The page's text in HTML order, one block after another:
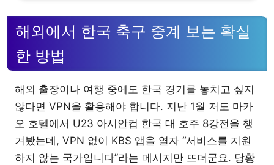
해외에서 한국 축구 중계 보는 확실
한 방법
해외 출장이나 여행 중에도 한국 경기를 놓치고 싶지
않다면 VPN을 활용해야 합니다. 지난 1월 저도 마카
오 호텔에서 U23 아시안컵 한국 대 호주 8강전을 챙
겨봤는데, VPN 없이 KBS 앱을 열자 “서비스를 지원
하지 않는 국가입니다”라는 메시지만 뜨더군요. 당황